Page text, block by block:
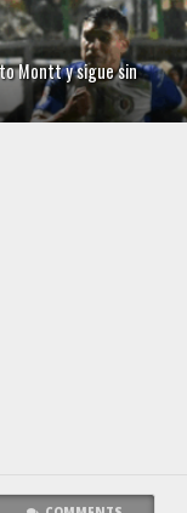
Montt y sigue sin